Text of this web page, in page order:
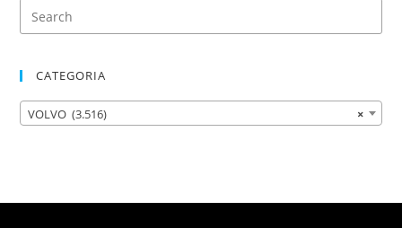
CATEGORIA
×
VOLVO (3.516)